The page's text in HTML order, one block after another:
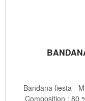
Bandana fiesta -
Composition : 80